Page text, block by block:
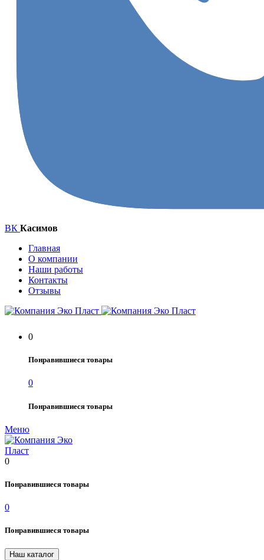
ВК Касимов
Главная
О компании
Наши работы
Контакты
Отзывы
0
Понравившиеся товары
0
Понравившиеся товары
Меню
0
Понравившиеся товары
0
Понравившиеся товары
Наш каталог